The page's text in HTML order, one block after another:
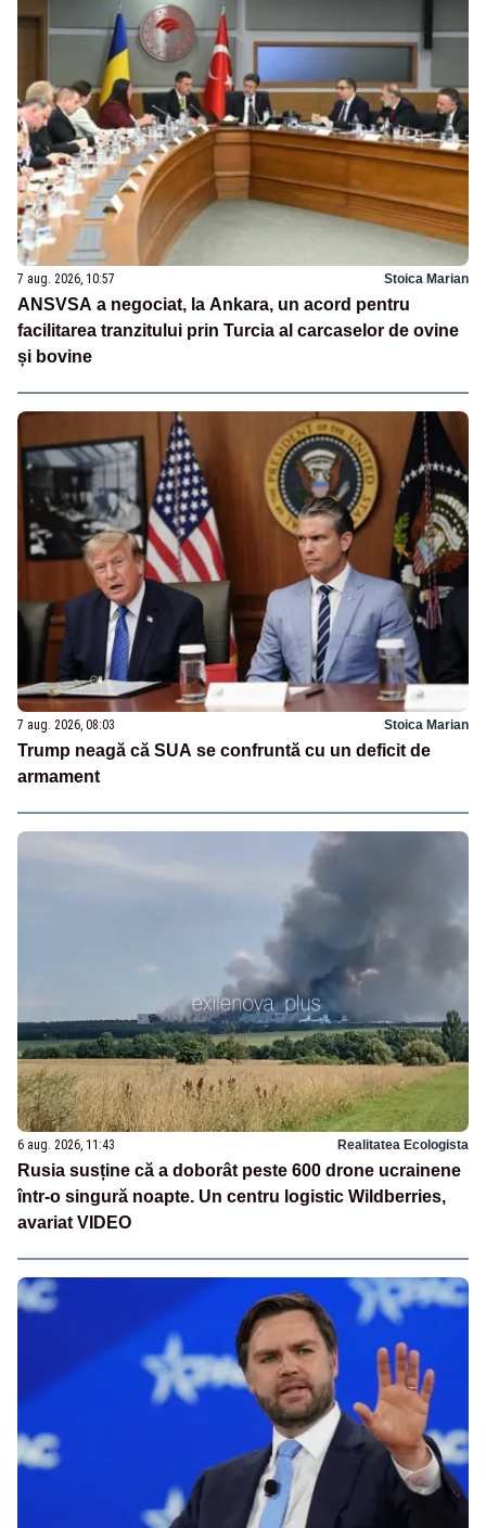
7 aug. 2026, 10:57 Stoica Marian
ANSVSA a negociat, la Ankara, un acord pentru
facilitarea tranzitului prin Turcia al carcaselor de ovine
și bovine
7 aug. 2026, 08:03 Stoica Marian
Trump neagă că SUA se confruntă cu un deficit de
armament
6 aug. 2026, 11:43 Realitatea Ecologista
Rusia susține că a doborât peste 600 drone ucrainene
într-o singură noapte. Un centru logistic Wildberries,
avariat VIDEO